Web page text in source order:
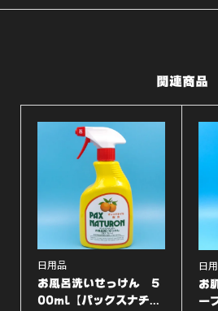
ス】
関連商品
日用品
お風呂洗いせっけん 5
00ml【パックスナチ...
日
お
ー